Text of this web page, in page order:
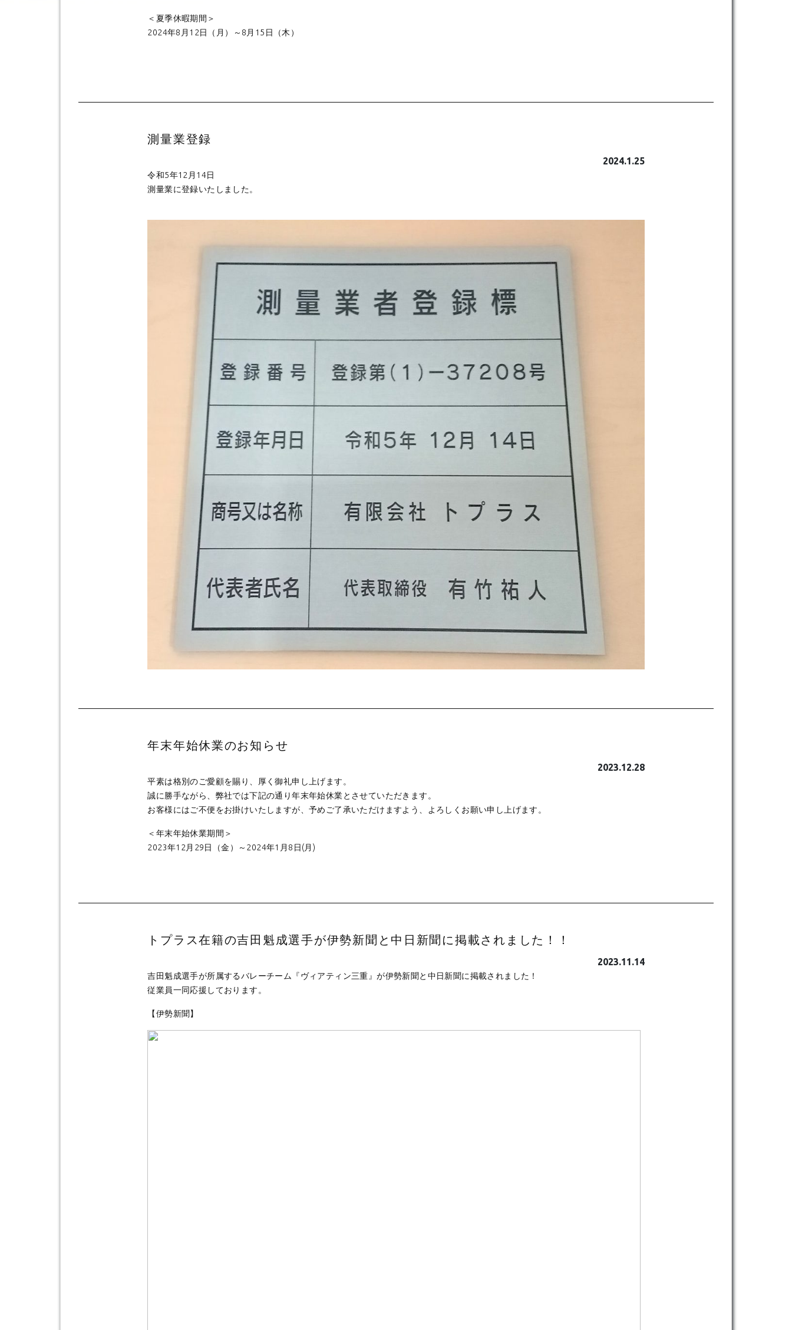
＜夏季休暇期間＞
2024年8月12日（月）～8月15日（木）
測量業登録
2024.1.25
令和5年12月14日
測量業に登録いたしました。
年末年始休業のお知らせ
2023.12.28
平素は格別のご愛顧を賜り、厚く御礼申し上げます。
誠に勝手ながら、弊社では下記の通り年末年始休業とさせていただきます。
お客様にはご不便をお掛けいたしますが、予めご了承いただけますよう、よろしくお願い申し上げます。
＜年末年始休業期間＞
2023年12月29日（金）～2024年1月8日(月)
トプラス在籍の吉田魁成選手が伊勢新聞と中日新聞に掲載されました！！
2023.11.14
吉田魁成選手が所属するバレーチーム『ヴィアティン三重』が伊勢新聞と中日新聞に掲載されました！
従業員一同応援しております。
【伊勢新聞】